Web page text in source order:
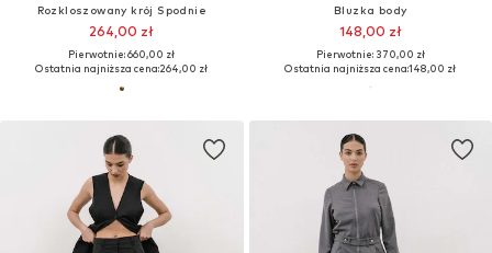
Rozkloszowany krój Spodnie
264,00 zł
Pierwotnie: 660,00 zł
Ostatnia najniższa cena:264,00 zł
Bluzka body
148,00 zł
Pierwotnie: 370,00 zł
Ostatnia najniższa cena:148,00 zł